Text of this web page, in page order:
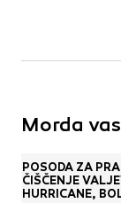
Morda
POSODA ZA
ČIŠČENJE
HURRICANE,